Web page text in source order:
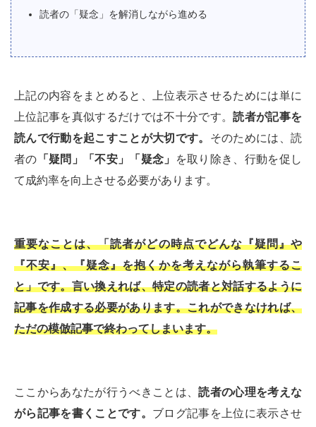
読者の「疑念」を解消しながら進める
上記の内容をまとめると、上位表示させるためには単に
上位記事を真似するだけでは不十分です。読者が記事を
読んで行動を起こすことが大切です。 そのためには、読
者の 「疑問」「不安」「疑念」
を取り除き、行動を促し
て成約率を向上させる必要があります。
重要なことは、「読者がどの時点でどんな『疑問』や
『不安』、『疑念』を抱くかを考えながら執筆するこ
と」です。言い換えれば、特定の読者と対話するように
記事を作成する必要があります。これができなければ、
ただの模倣記事で終わってしまいます。
ここからあなたが行うべきことは、読者の心理を考えな
がら記事を書くことです。 ブログ記事を上位に表示させ